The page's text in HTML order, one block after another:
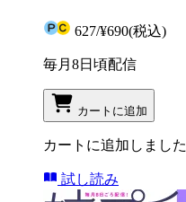
627/¥690(税込)
毎月8日頃配信
カートに追加
カートに追加しました
試し読み